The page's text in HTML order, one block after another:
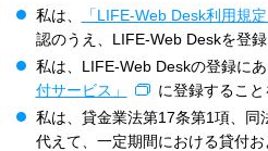
私は、 「LIFE-Web Desk利用規定
認のうえ、LIFE-Web Deskを登録
私は、LIFE-Web Deskの登録にあ
付サービス」
に登録すること
私は、貸金業法第17条第1項、同
代えて、一定期間における貸付